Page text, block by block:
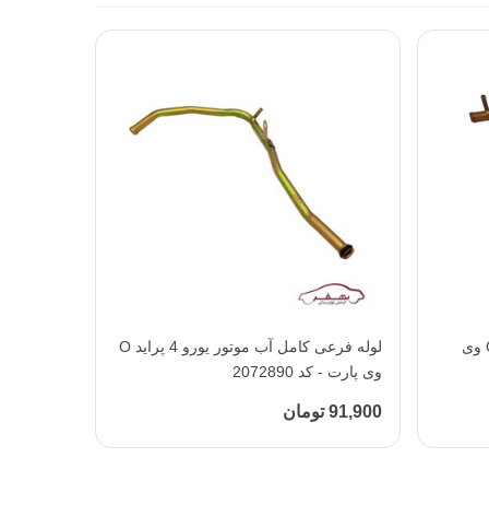
لوله فرعی کامل آب موتور پراید O وی
افزودن به محبوب‌ها
لوله فرعی کامل آب موتور یورو 4 پراید O
وی پارت - کد 2072890
91,900 تومان